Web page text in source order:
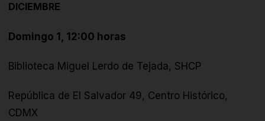
DICIEMBRE
Domingo 1, 12:00 horas
Biblioteca Miguel Lerdo de Tejada, SHCP
República de El Salvador 49, Centro Histórico,
CDMX